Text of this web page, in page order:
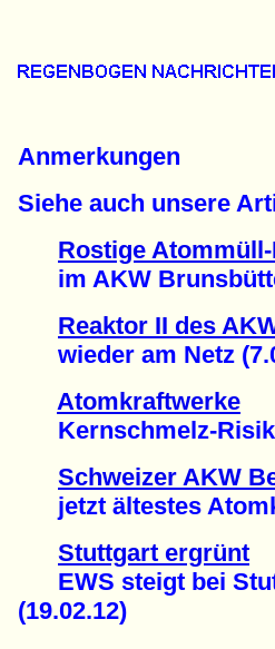
Anmerkungen
Siehe auch unsere
Rostige
im AKW
Reaktor II des
wieder am Netz
Atomkraftwerke
Kernschmelz-
Schweizer AKW
jetzt ältestes
Stuttgart ergrünt
EWS steigt bei
(19.02.12)